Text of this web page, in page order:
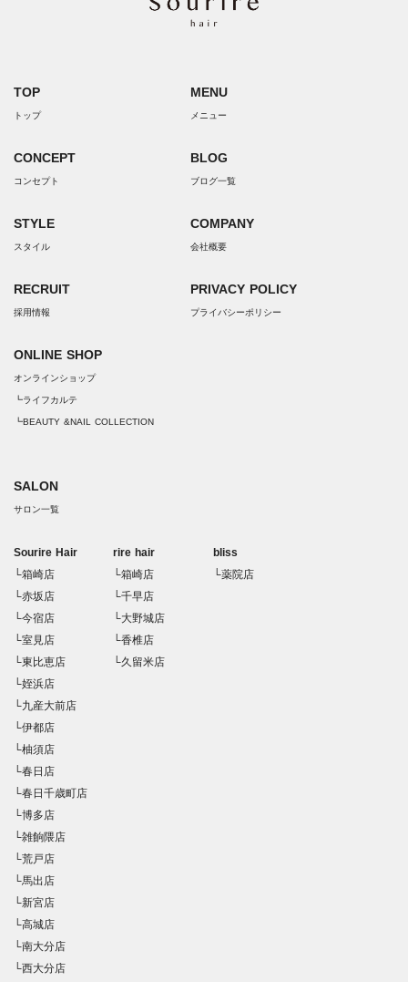
TOP
トップ
CONCEPT
コンセプト
STYLE
スタイル
RECRUIT
採用情報
ONLINE SHOP
オンラインショップ
┗ライフカルテ
┗BEAUTY &NAIL COLLECTION
MENU
メニュー
BLOG
ブログ一覧
COMPANY
会社概要
PRIVACY POLICY
プライバシーポリシー
SALON
サロン一覧
Sourire Hair
└箱崎店
└赤坂店
└今宿店
└室見店
└東比恵店
└姪浜店
└九産大前店
└伊都店
└柚須店
└春日店
└春日千歳町店
└博多店
└雑餉隈店
└荒戸店
└馬出店
└新宮店
└高城店
└南大分店
└西大分店
rire hair
└箱崎店
└千早店
└大野城店
└香椎店
└久留米店
bliss
└薬院店